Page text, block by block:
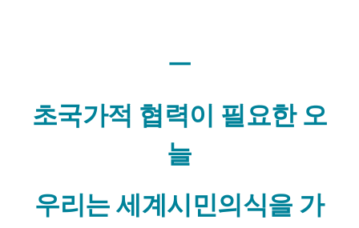
ㅡ
초국가적 협력이 필요한 오
늘
우리는 세계시민의식을 가